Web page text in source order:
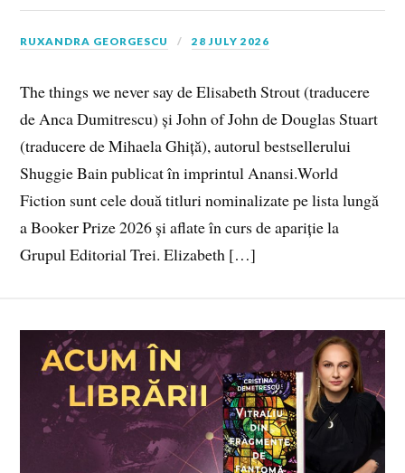
RUXANDRA GEORGESCU 28 JULY 2026
The things we never say de Elisabeth Strout (traducere
de Anca Dumitrescu) și John of John de Douglas Stuart
(traducere de Mihaela Ghiță), autorul bestsellerului
Shuggie Bain publicat în imprintul Anansi.World
Fiction sunt cele două titluri nominalizate pe lista lungă
a Booker Prize 2026 și aflate în curs de apariție la
Grupul Editorial Trei. Elizabeth […]